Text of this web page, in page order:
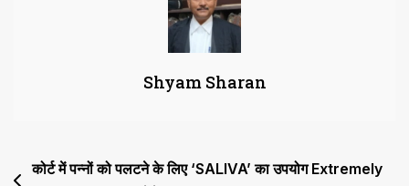
सकते
Arms
License
Shyam Sharan
Post
कोर्ट में पन्नों को पलटने के लिए ‘SALIVA’ का उपयोग Extremely